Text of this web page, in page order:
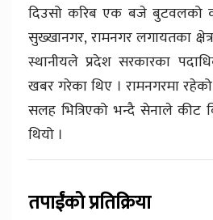
दिउसो करिब एक बजे बुटवलको
सुख्खानगर, रामनगर लगायतका
स्थानीयले प्रदेश सरकारका
खबर गरेका थिए । रामनगरमा
सलह भित्रिएको भन्दै सेनाले कीट
थियो ।
तपाईंको प्रतिक्रिया